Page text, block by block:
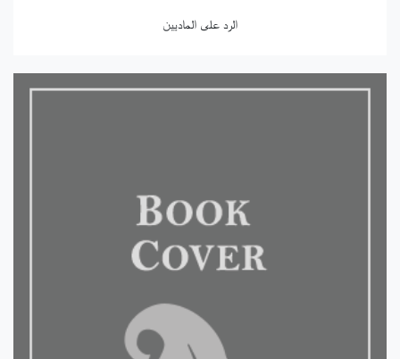
الرد على الماديين